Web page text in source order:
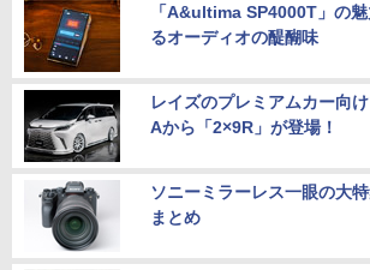
「A&ultima SP4000T」の
るオーディオの醍醐味
レイズのプレミアムカー向
Aから「2×9R」が登場！
ソニーミラーレス一眼の大
まとめ